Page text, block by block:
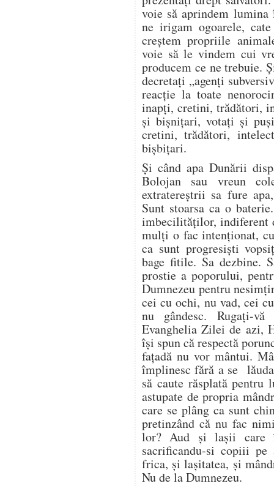
voie să aprindem lumina
ne irigam ogoarele,
creștem propriile
voie să le vindem cui
producem ce ne trebuie.
decretați „agenți
reacție la toate
inapți, cretini, trădători,
și bișnițari, votați și
cretini, trădători,
bișbițari.
Și când apa Dunării
Bolojan sau vreun
extratereștrii sa fure
Sunt stoarsa ca o
imbecilităților, indiferent
mulți o fac intenționat,
ca sunt progresiști
bage fitile. Sa dezbine.
prostie a poporului,
Dumnezeu pentru
cei cu ochi, nu vad, cei
nu gândesc. Rugați-
Evanghelia Zilei de azi,
își spun că respectă
fațadă nu vor mântui.
împlinesc fără a se
să caute răsplată
astupate de propria
care se plâng ca sunt
pretinzând că nu fac
lor? Aud și lașii care
sacrificandu-si copiii
frica, și lașitatea, și
Nu de la Dumnezeu.